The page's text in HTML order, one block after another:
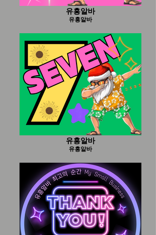
유흥알바
유흥알바
유흥알바
유흥알바